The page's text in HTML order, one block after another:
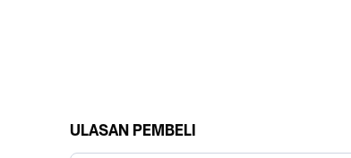
ULASAN PEMBELI